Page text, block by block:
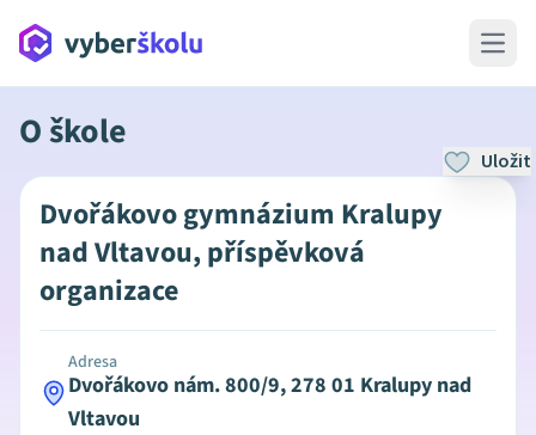
Open
O škole
Uložit
Dvořákovo gymnázium Kralupy
nad Vltavou, příspěvková
organizace
Adresa
Dvořákovo nám. 800/9, 278 01 Kralupy nad
Vltavou